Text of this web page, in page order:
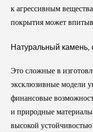
к агрессивным
покрытия может
Натуральный камень,
Это сложные в
эксклюзивные модели
финансовые
и природные
высокой